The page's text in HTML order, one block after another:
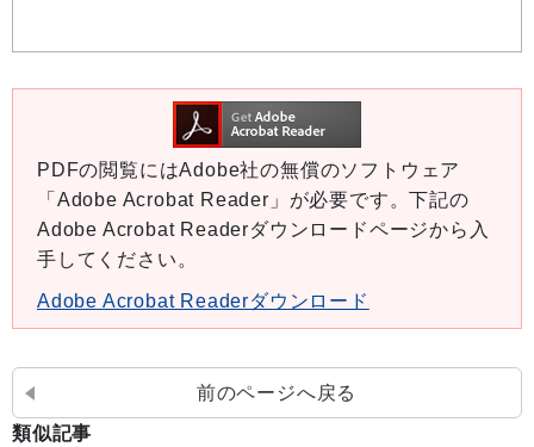
PDFの閲覧にはAdobe社の無償のソフトウェア
「Adobe Acrobat Reader」が必要です。下記の
Adobe Acrobat Readerダウンロードページから入
手してください。
Adobe Acrobat Readerダウンロード
前のページへ戻る
類似記事